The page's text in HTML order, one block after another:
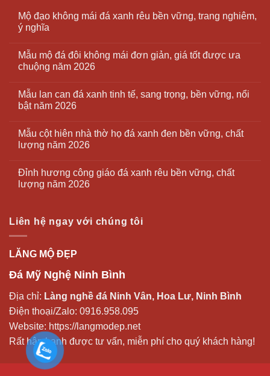
Mộ đạo không mái đá xanh rêu bền vững, trang nghiêm,
ý nghĩa
Mẫu mộ đá đôi không mái đơn giản, giá tốt được ưa
chuộng năm 2026
Mẫu lan can đá xanh tinh tế, sang trọng, bền vững, nổi
bật năm 2026
Mẫu cột hiên nhà thờ họ đá xanh đen bền vững, chất
lượng năm 2026
Đỉnh hương công giáo đá xanh rêu bền vững, chất
lượng năm 2026
Liên hệ ngay với chúng tôi
LĂNG MỘ ĐẸP
Đá Mỹ Nghệ Ninh Bình
Địa chỉ: Làng nghề đá Ninh Vân, Hoa Lư, Ninh Bình
Điện thoại/Zalo: 0916.958.095
Website: https://langmodep.net
Rất hân hạnh được tư vấn, miễn phí cho quý khách hàng!